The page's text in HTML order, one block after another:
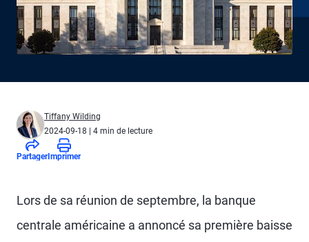
Tiffany Wilding
2024-09-18 | 4 min de lecture
Partager Imprimer
Lors de sa réunion de septembre, la banque
centrale américaine a annoncé sa première baisse